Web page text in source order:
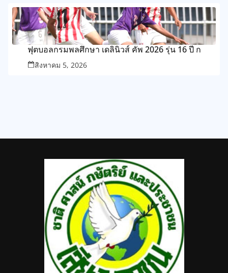
ฟุตบอลกรมพลศึกษา เดลินิวส์ คัพ 2026 รุ่น 16 ปี ก
สิงหาคม 5, 2026